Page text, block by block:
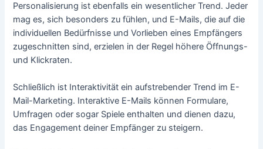
Personalisierung ist ebenfalls ein wesentlicher Trend. Jeder
mag es, sich besonders zu fühlen, und E-Mails, die auf die
individuellen Bedürfnisse und Vorlieben eines Empfängers
zugeschnitten sind, erzielen in der Regel höhere Öffnungs-
und Klickraten.
Schließlich ist Interaktivität ein aufstrebender Trend im E-
Mail-Marketing. Interaktive E-Mails können Formulare,
Umfragen oder sogar Spiele enthalten und dienen dazu,
das Engagement deiner Empfänger zu steigern.